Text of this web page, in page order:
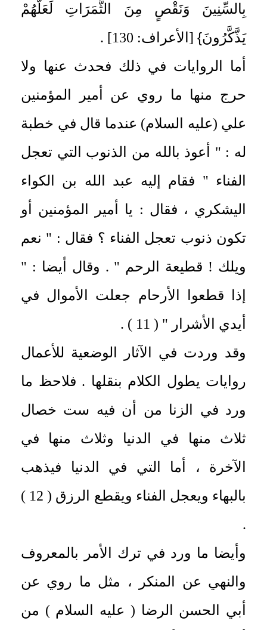
بِالسِّنِينَ وَنَقْصٍ مِنَ الثَّمَرَاتِ لَعَلَّهُمْ
يَذَّكَّرُونَ} [الأعراف: 130] .
أما الروايات في ذلك فحدث عنها ولا
حرج منها ما روي عن أمير المؤمنين
علي (عليه السلام) عندما قال في خطبة
له : " أعوذ بالله من الذنوب التي تعجل
الفناء " فقام إليه عبد الله بن الكواء
اليشكري ، فقال : يا أمير المؤمنين أو
تكون ذنوب تعجل الفناء ؟ فقال : " نعم
ويلك ! قطيعة الرحم " . وقال أيضا : "
إذا قطعوا الأرحام جعلت الأموال في
أيدي الأشرار " ( 11 ) .
وقد وردت في الآثار الوضعية للأعمال
روايات يطول الكلام بنقلها . فلاحظ ما
ورد في الزنا من أن فيه ست خصال
ثلاث منها في الدنيا وثلاث منها في
الآخرة ، أما التي في الدنيا فيذهب
بالبهاء ويعجل الفناء ويقطع الرزق ( 12 )
.
وأيضا ما ورد في ترك الأمر بالمعروف
والنهي عن المنكر ، مثل ما روي عن
أبي الحسن الرضا ( عليه السلام ) من